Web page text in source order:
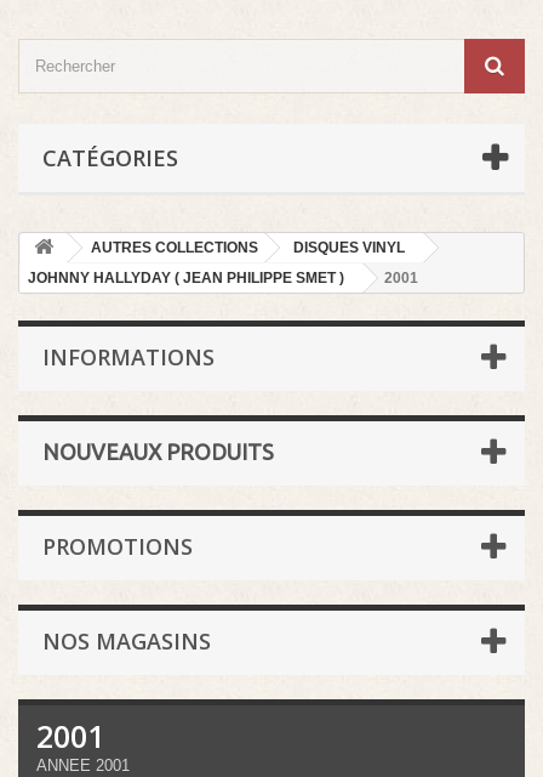
CATÉGORIES
AUTRES COLLECTIONS
DISQUES VINYL
JOHNNY HALLYDAY ( JEAN PHILIPPE SMET )
2001
INFORMATIONS
NOUVEAUX PRODUITS
PROMOTIONS
NOS MAGASINS
2001
ANNEE 2001